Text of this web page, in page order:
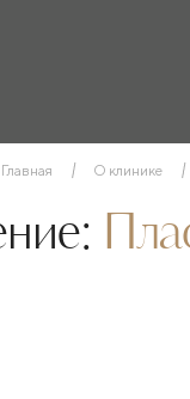
Главная О клинике